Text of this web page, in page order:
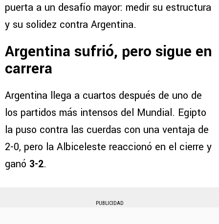
puerta a un desafío mayor: medir su estructura
y su solidez contra Argentina.
Argentina sufrió, pero sigue en
carrera
Argentina llega a cuartos después de uno de
los partidos más intensos del Mundial. Egipto
la puso contra las cuerdas con una ventaja de
2-0, pero la Albiceleste reaccionó en el cierre y
ganó 3-2.
PUBLICIDAD